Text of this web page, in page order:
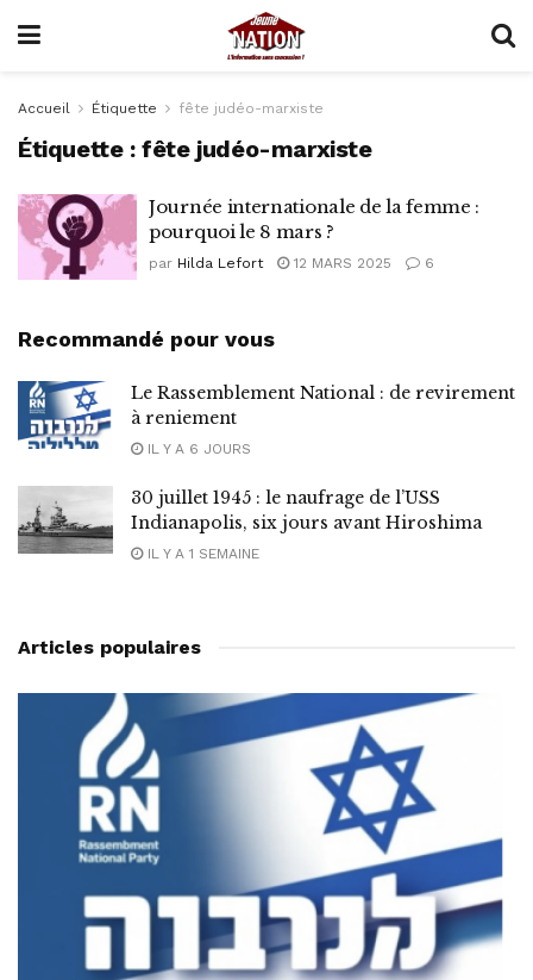
Accueil Étiquette fête judéo-marxiste
Étiquette :fête judéo-marxiste
Journée internationale de la femme :
pourquoi le 8 mars ?
par Hilda Lefort 12 MARS 2025 6
Recommandé pour vous
Le Rassemblement National : de revirement
à reniement
IL Y A 6 JOURS
30 juillet 1945 : le naufrage de l’USS
Indianapolis, six jours avant Hiroshima
IL Y A 1 SEMAINE
Articles populaires